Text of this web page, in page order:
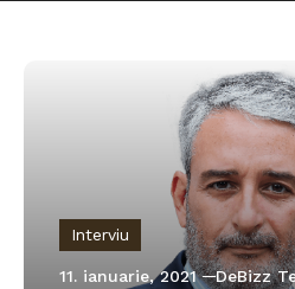
Interviu
11. ianuarie, 2021 DeBizz